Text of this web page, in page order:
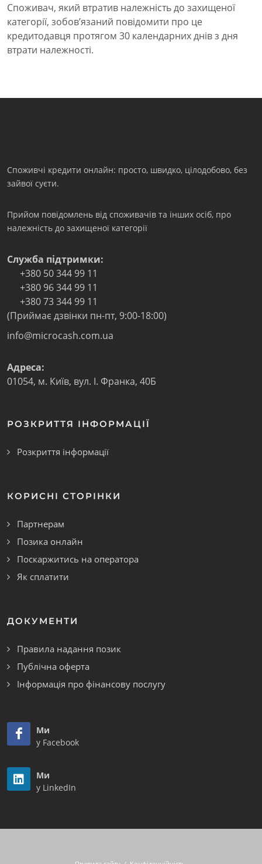
Споживач, який втратив належність до захищеної
категорії, зобов’язаний повідомити про це
кредитодавця протягом 30 календарних днів з дня
втрати належності.
Споживчі кредити онлайн: просто, швидко, цілодобово, без
зайвої суєти.
Прийом повідомлень від споживачів та інших осіб, про
належність до захищеної категорії
Служба підтримки:
+380 50 344 99 11
+380 96 344 99 11
+380 73 344 99 11
(Приймає дзвінки пн-пт, 9:00-18:00)
info@microcash.com.ua
Адреса:
01054, м. Київ, вул. І. Франка, 40Б
РОЗКРИТТЯ ІНФОРМАЦІЇ
Розкриття інформації
КОРИСНІ СТОРІНКИ
Партнерам
Позика онлайн
Поскаржитись на оператора
Як сплатити
ДОКУМЕНТИ
Правила надання позик
Публічна оферта
Інформація про фінансову послугу
Ми
у Facebook
Ми
у LinkedIn